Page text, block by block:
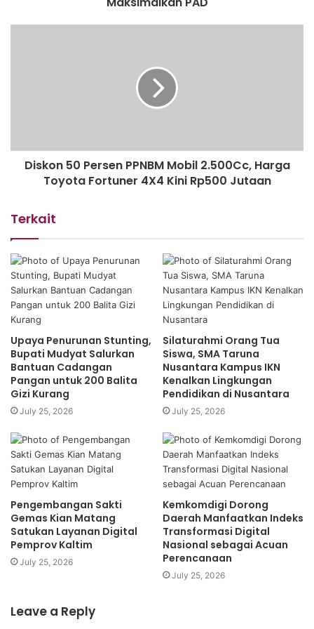
Diskon 50 Persen PPNBM Mobil 2.500Cc, Harga
Toyota Fortuner 4X4 Kini Rp500 Jutaan
Terkait
Upaya Penurunan Stunting,
Bupati Mudyat Salurkan
Bantuan Cadangan
Pangan untuk 200 Balita
Gizi Kurang
July 25, 2026
Silaturahmi Orang Tua
Siswa, SMA Taruna
Nusantara Kampus IKN
Kenalkan Lingkungan
Pendidikan di Nusantara
July 25, 2026
Pengembangan Sakti
Gemas Kian Matang
Satukan Layanan Digital
Pemprov Kaltim
July 25, 2026
Kemkomdigi Dorong
Daerah Manfaatkan Indeks
Transformasi Digital
Nasional sebagai Acuan
Perencanaan
July 25, 2026
Leave a Reply